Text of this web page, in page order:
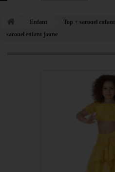
Enfant Top + sarouel enfant
sarouel enfant jaune